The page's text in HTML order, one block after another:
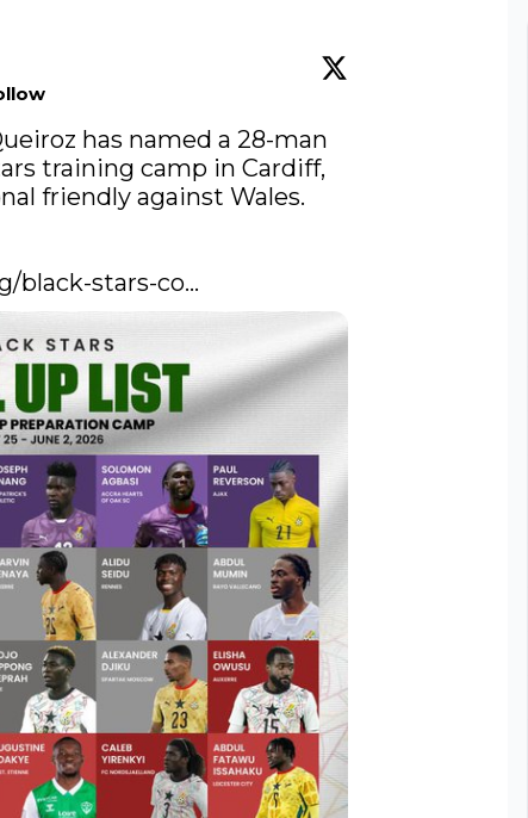
has named a 28-man
training camp in Cardiff,
friendly against Wales.
black-stars-co…